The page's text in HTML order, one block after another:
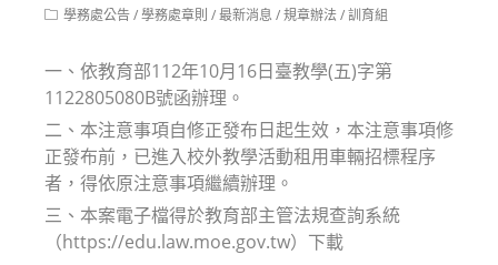
last
modified:
Post學務處公告/學務處章則 /最新消息 /規章辦法/訓育組
一、依教育部112年10月16日臺教學(五)字第
1122805080B號函辦理。
二、本注意事項自修正發布日起生效，本注意事項修
正發布前，已進入校外教學活動租用車輛招標程序
者，得依原注意事項繼續辦理。
三、本案電子檔得於教育部主管法規查詢系統
（https://edu.law.moe.gov.tw）下載